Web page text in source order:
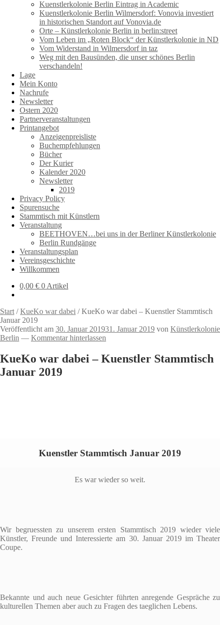
Kuenstlerkolonie Berlin Eintrag in Academic
Kuenstlerkolonie Berlin Wilmersdorf: Vonovia investiert
in historischen Standort auf Vonovia.de
Orte – Künstlerkolonie Berlin in berlin:street
Vom Leben im „Roten Block“ der Künstlerkolonie in ND
Vom Widerstand in Wilmersdorf in taz
Weg mit den Bausünden, die unser schönes Berlin
verschandeln!
Lage
Mein Konto
Nachrufe
Newsletter
Ostern 2020
Partnerveranstaltungen
Printangebot
Anzeigenpreisliste
Buchempfehlungen
Bücher
Der Kurier
Kalender 2020
Newsletter
2019
Privacy Policy
Spurensuche
Stammtisch mit Künstlern
Veranstaltung
BEETHOVEN…bei uns in der Berliner Künstlerkolonie
Berlin Rundgänge
Veranstaltungsplan
Vereinsgeschichte
Willkommen
0,00 € 0 Artikel
Start /KueKo war dabei /KueKo war dabei – Kuenstler Stammtisch
Januar 2019
Veröffentlicht am 30. Januar 201931. Januar 2019 von Künstlerkolonie
Berlin — Kommentar hinterlassen
KueKo war dabei – Kuenstler Stammtisch
Januar 2019
Kuenstler Stammtisch Januar 2019
Es war wieder so weit.
Wir begruessten zu unserem ersten Stammtisch 2019 wieder viele
Künstler, Freunde und Interessierte am 30. Januar 2019 im Theater
Coupe.
Bekannte und auch neue Gesichter führten anregende Gespräche zu
kulturellen Themen aber auch zu Fragen des taeglichen Lebens.